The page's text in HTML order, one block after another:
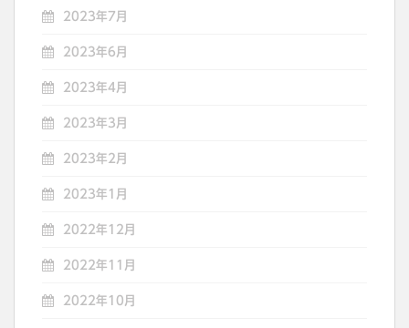
2023年7月
2023年6月
2023年4月
2023年3月
2023年2月
2023年1月
2022年12月
2022年11月
2022年10月